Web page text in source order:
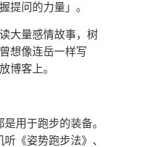
提问的力量」。
大量感情故事，树
想像连岳一样写
博客上。
用于跑步的装备。
《姿势跑步法》、